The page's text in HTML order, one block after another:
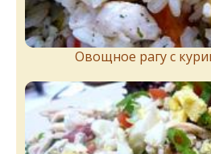
Овощное рагу с